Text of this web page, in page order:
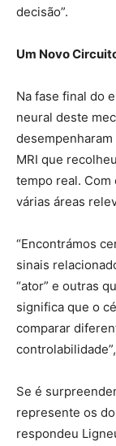
decisão”.
Um Novo
Na fase final do
neural deste
MRI que
tempo real. Com
várias áreas
“Encontrámos
sinais
“ator” e outras
significa que o
comparar
Se é
represente os
respondeu